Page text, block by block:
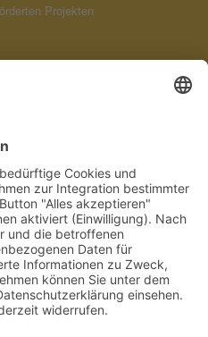
Projekten
Untereicken bei ihrem Jahresthema